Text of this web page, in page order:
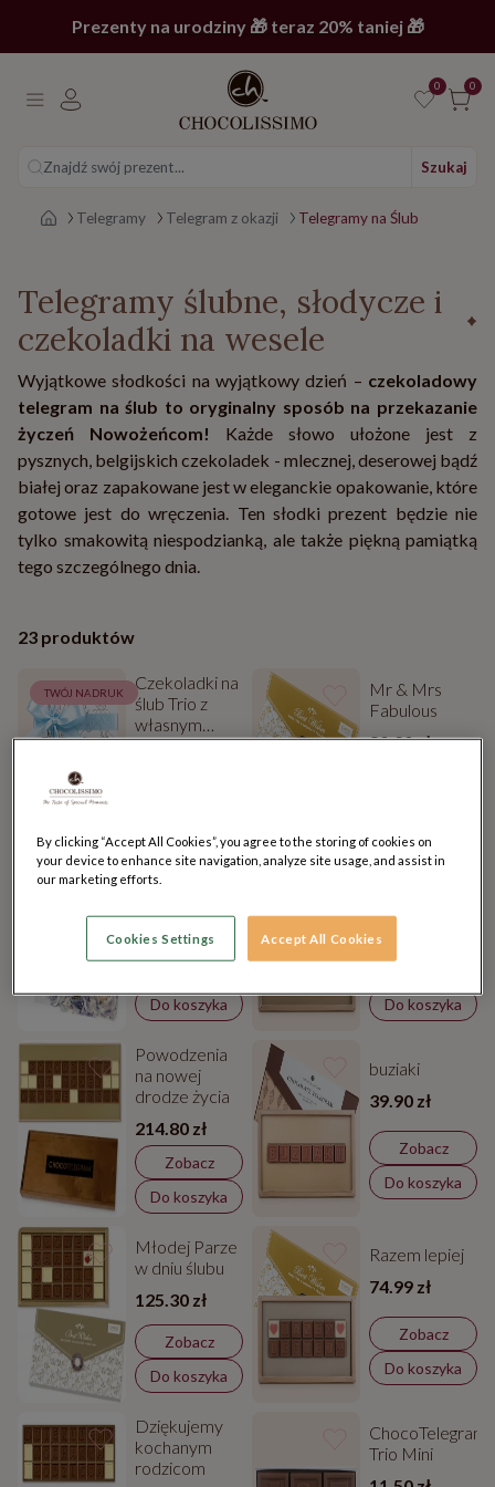
Prezenty na urodziny 🎁 teraz 20% taniej 🎁
0 0
Znajdź swój prezent... Szukaj
Strona główna
Telegramy Telegram z okazji Telegramy na Ślub
Telegramy ślubne, słodycze i
czekoladki na wesele
Wyjątkowe słodkości na wyjątkowy dzień – czekoladowy
telegram na ślub to oryginalny sposób na przekazanie
życzeń Nowożeńcom!
Każde słowo ułożone jest z
pysznych, belgijskich czekoladek - mlecznej, deserowej bądź
białej oraz zapakowane jest w eleganckie opakowanie, które
gotowe jest do wręczenia. Ten słodki prezent będzie nie
tylko smakowitą niespodzianką, ale także piękną pamiątką
tego szczególnego dnia.
23 produktów
TWÓJ NADRUK
Czekoladki na
ślub Trio z
własnym
nadrukiem – 3
Mr & Mrs
Fabulous
80.20 zł
Młodej Parze
Do koszyka
Do koszyka
Powodzenia
na nowej
drodze życia
214.80 zł
Zobacz
Do koszyka
buziaki
39.90 zł
Zobacz
Do koszyka
Młodej Parze
w dniu ślubu
125.30 zł
Zobacz
Do koszyka
Razem lepiej
74.99 zł
Zobacz
Do koszyka
Dziękujemy
kochanym
rodzicom
ChocoTelegram
Trio Mini
By clicking “Accept All Cookies”, you agree to the storing of cookies on
your device to enhance site navigation, analyze site usage, and assist in
our marketing efforts.
Cookies Settings Accept All Cookies